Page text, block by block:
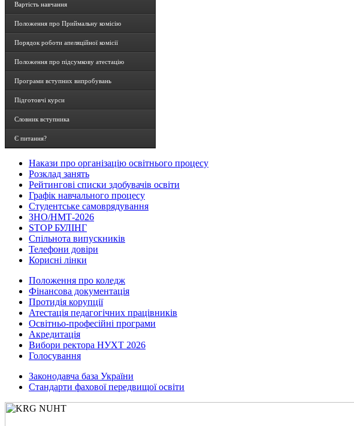
Вартість навчання
Положення про Приймальну комісію
Порядок роботи апеляційної комісії
Положення про підсумкову атестацію
Програми вступних випробувань
Підготовчі курси
Словник вступника
Є питання?
Накази про організацію освітнього процесу
Розклад занять
Рейтингові списки здобувачів освіти
Графік навчального процесу
Студентське самоврядування
ЗНО/НМТ-2026
STOP БУЛІНГ
Спільнота випускників
Телефони довіри
Корисні лінки
Положення про коледж
Фінансова документація
Протидія корупції
Атестація педагогічних працівників
Освітньо-професійні програми
Акредитація
Вибори ректора НУХТ 2026
Голосування
Законодавча база України
Стандарти фахової передвищої освіти